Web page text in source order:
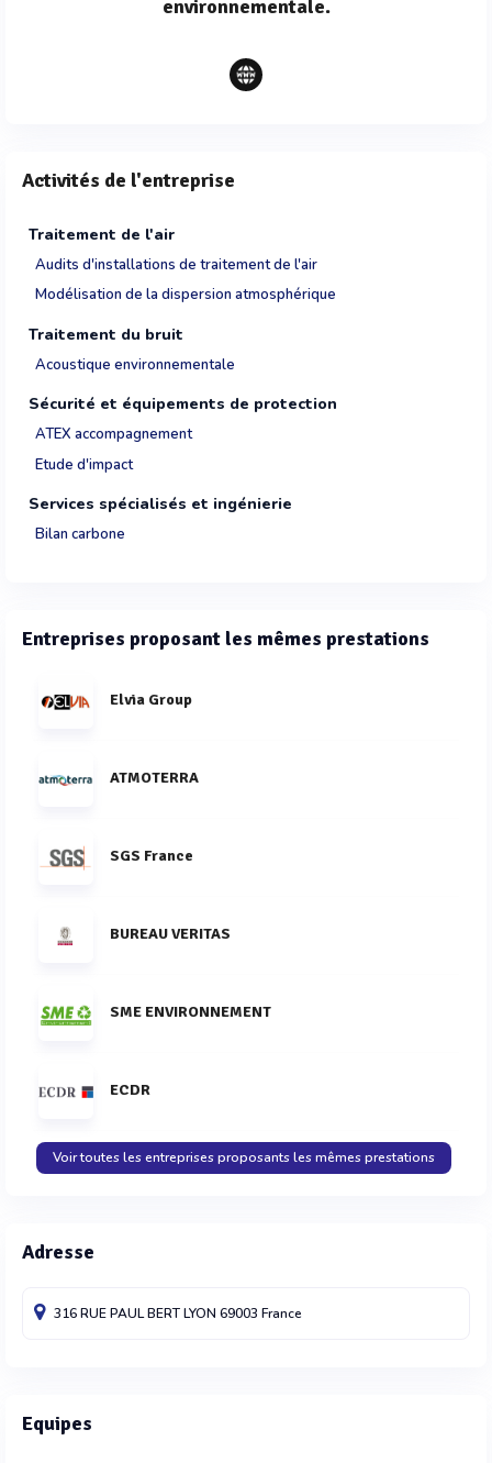
environnementale.
Activités de l'entreprise
Traitement de l'air
Audits d'installations de traitement de l'air
Modélisation de la dispersion atmosphérique
Traitement du bruit
Acoustique environnementale
Sécurité et équipements de protection
ATEX accompagnement
Etude d'impact
Services spécialisés et ingénierie
Bilan carbone
Entreprises proposant les mêmes prestations
Elvia Group
ATMOTERRA
SGS France
BUREAU VERITAS
SME ENVIRONNEMENT
ECDR
Voir toutes les entreprises proposants les mêmes prestations
Adresse
316 RUE PAUL BERTLYON 69003 France
Equipes